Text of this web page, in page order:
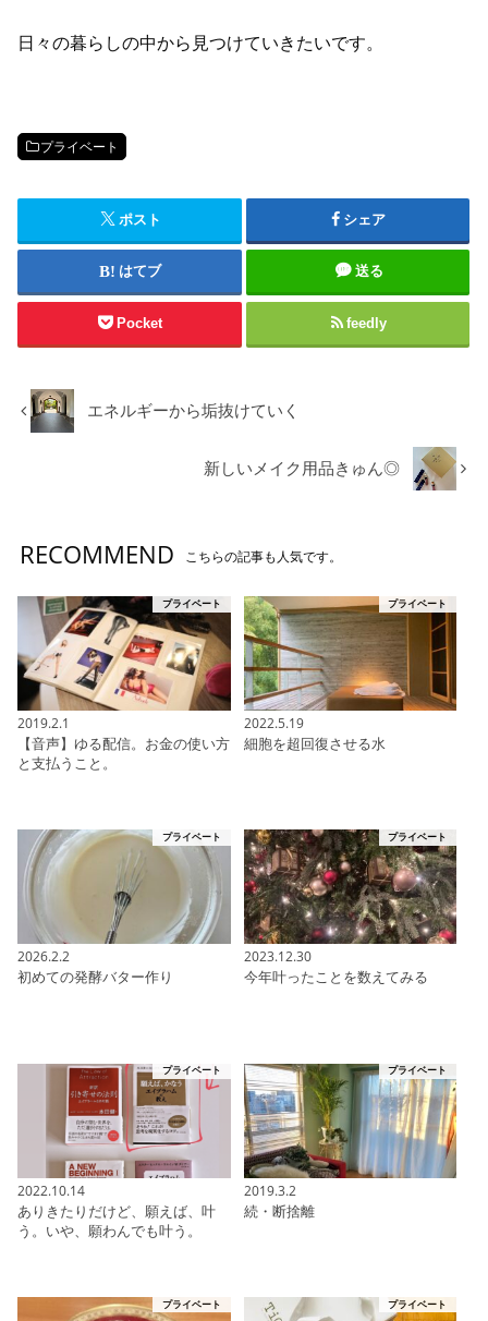
日々の暮らしの中から見つけていきたいです。
プライベート
ポスト シェア
はてブ 送る
Pocket feedly
エネルギーから垢抜けていく
新しいメイク用品きゅん◎
RECOMMEND こちらの記事も人気です。
プライベート
2019.2.1
【音声】ゆる配信。お金の使い方
と支払うこと。
プライベート
2022.5.19
細胞を超回復させる水
プライベート
2026.2.2
初めての発酵バター作り
プライベート
2023.12.30
今年叶ったことを数えてみる
プライベート
2022.10.14
ありきたりだけど、願えば、叶
う。いや、願わんでも叶う。
プライベート
2019.3.2
続・断捨離
プライベート プライベート